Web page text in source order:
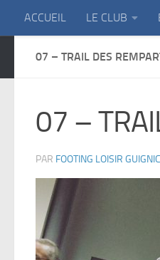
Skip to content
ACCUEIL LE CLUB
07 – TRAIL DES
07 –
PAR FOOTING LOISIR